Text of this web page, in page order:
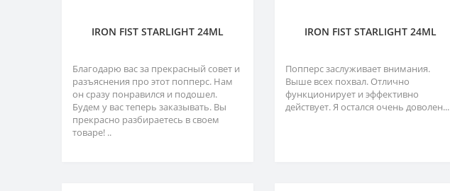
IRON FIST STARLIGHT 24ML
Благодарю вас за прекрасный совет и
разъяснения про этот попперс. Нам
он сразу понравился и подошел.
Будем у вас теперь заказывать. Вы
прекрасно разбираетесь в своем
товаре! ..
IRON FIST STARLIGHT 24ML
Попперс заслуживает внимания.
Выше всех похвал. Отлично
функционирует и эффективно
действует. Я остался очень доволен...